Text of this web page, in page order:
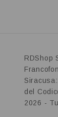
RDShop
del
2026 -